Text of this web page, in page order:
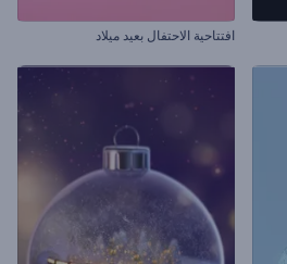
افتتاحية الاحتفال بعيد ميلاد